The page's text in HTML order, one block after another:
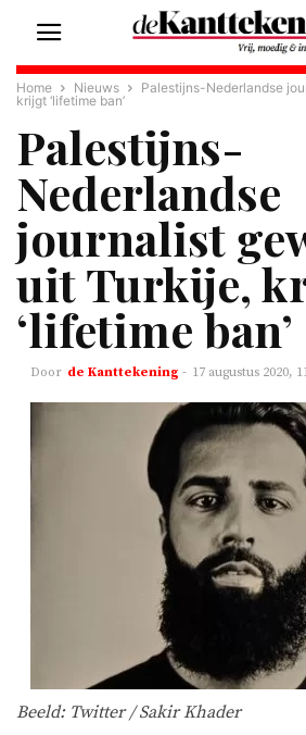
Home Nieuws
Palestijns-Nederlandse
krijgt ‘lifetime ban’
Palestijns-
Nederlandse
journalist
uit Turkije,
‘lifetime ban’
de Kanttekening - 17 augustus 2020,
Beeld: Twitter / Sakir Khader